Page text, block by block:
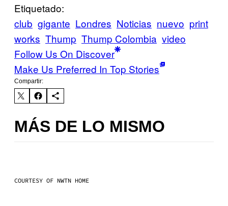
Etiquetado:
club gigante Londres Noticias nuevo print
works Thump Thump Colombia video
Follow Us On Discover
Make Us Preferred In Top Stories
Compartir:
MÁS DE LO MISMO
COURTESY OF NWTN HOME